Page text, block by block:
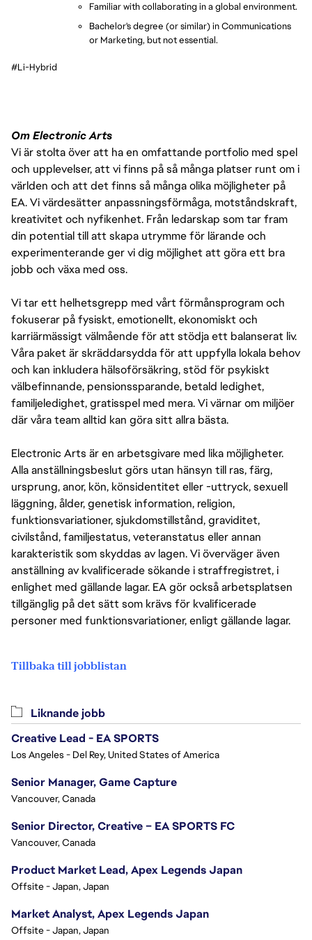
Familiar with collaborating in a global environment.
Bachelor's degree (or similar) in Communications
or Marketing, but not essential.
#Li-Hybrid
Om Electronic Arts
Vi är stolta över att ha en omfattande portfolio med spel
och upplevelser, att vi finns på så många platser runt om i
världen och att det finns så många olika möjligheter på
EA. Vi värdesätter anpassningsförmåga, motståndskraft,
kreativitet och nyfikenhet. Från ledarskap som tar fram
din potential till att skapa utrymme för lärande och
experimenterande ger vi dig möjlighet att göra ett bra
jobb och växa med oss.
Vi tar ett helhetsgrepp med vårt förmånsprogram och
fokuserar på fysiskt, emotionellt, ekonomiskt och
karriärmässigt välmående för att stödja ett balanserat liv.
Våra paket är skräddarsydda för att uppfylla lokala behov
och kan inkludera hälsoförsäkring, stöd för psykiskt
välbefinnande, pensionssparande, betald ledighet,
familjeledighet, gratisspel med mera. Vi värnar om miljöer
där våra team alltid kan göra sitt allra bästa.
Electronic Arts är en arbetsgivare med lika möjligheter.
Alla anställningsbeslut görs utan hänsyn till ras, färg,
ursprung, anor, kön, könsidentitet eller -uttryck, sexuell
läggning, ålder, genetisk information, religion,
funktionsvariationer, sjukdomstillstånd, graviditet,
civilstånd, familjestatus, veteranstatus eller annan
karakteristik som skyddas av lagen. Vi överväger även
anställning av kvalificerade sökande i straffregistret, i
enlighet med gällande lagar. EA gör också arbetsplatsen
tillgänglig på det sätt som krävs för kvalificerade
personer med funktionsvariationer, enligt gällande lagar.
Tillbaka till jobblistan
Liknande jobb
Creative Lead - EA SPORTS
Los Angeles - Del Rey, United States of America
Senior Manager, Game Capture
Vancouver, Canada
Senior Director, Creative – EA SPORTS FC
Vancouver, Canada
Product Market Lead, Apex Legends Japan
Offsite - Japan, Japan
Market Analyst, Apex Legends Japan
Offsite - Japan, Japan